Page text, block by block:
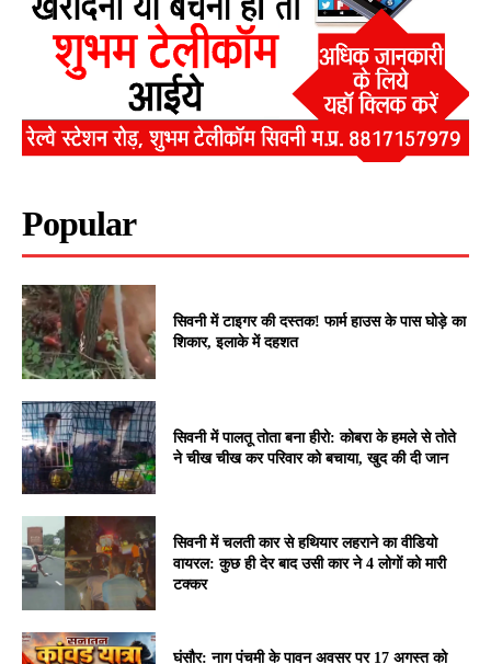
Popular
सिवनी में टाइगर की दस्तक! फार्म हाउस के पास घोड़े का
शिकार, इलाके में दहशत
सिवनी में पालतू तोता बना हीरो: कोबरा के हमले से तोते
ने चीख चीख कर परिवार को बचाया, खुद की दी जान
सिवनी में चलती कार से हथियार लहराने का वीडियो
वायरल: कुछ ही देर बाद उसी कार ने 4 लोगों को मारी
टक्कर
घंसौर: नाग पंचमी के पावन अवसर पर 17 अगस्त को